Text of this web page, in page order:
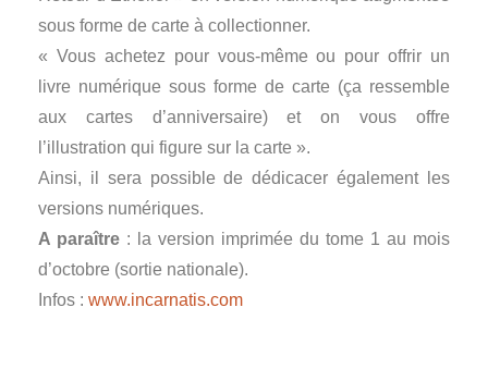
sous forme de carte à collectionner.
« Vous achetez pour vous-même ou pour offrir un
livre numérique sous forme de carte (ça ressemble
aux cartes d’anniversaire) et on vous offre
l’illustration qui figure sur la carte ».
Ainsi, il sera possible de dédicacer également les
versions numériques.
A paraître : la version imprimée du tome 1 au mois
d’octobre (sortie nationale).
Infos : www.incarnatis.com